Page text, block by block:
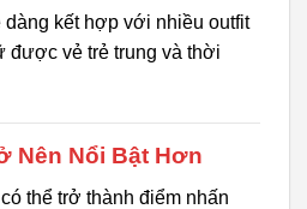
dàng kết hợp với nhiều outfit
được vẻ trẻ trung và thời
Nên Nổi Bật Hơn
có thể trở thành điểm nhấn